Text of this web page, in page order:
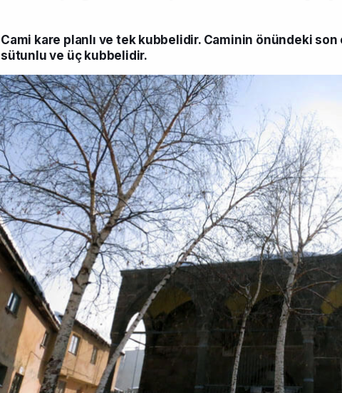
Cami kare planlı ve tek kubbelidir. Caminin önündeki
sütunlu ve üç kubbelidir.